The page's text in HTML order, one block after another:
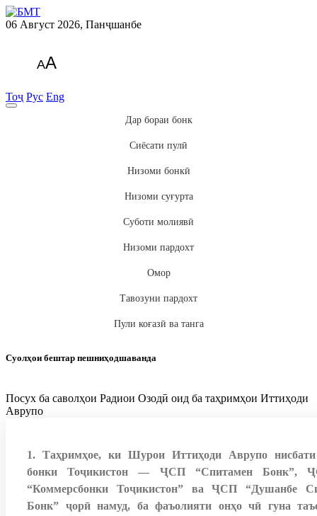
06 Август 2026, Панҷшанбе
AA
Тоҷ Рус Eng
Дар бораи бонк
Сиёсати пулӣ
Низоми бонкӣ
Низоми суғурта
Суботи молиявӣ
Низоми пардохт
Омор
Тавозуни пардохт
Пули коғазӣ ва танга
Суолҳои бештар пешниҳодшаванда
Посух ба саволҳои Радиои Озодӣ оид ба таҳримҳои Иттиҳоди
Аврупо
1. Таҳримҳое, ки Шурои Иттиҳоди Аврупо
бонки Тоҷикистон — ҶСП “Спитамен Бонк”,
“Коммерсбонки Тоҷикистон” ва ҶСП “Душанбе
Бонк” ҷорӣ намуд, ба фаъолияти онҳо чӣ гуна